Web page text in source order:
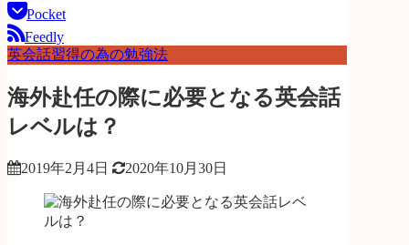
Pocket
Feedly
英会話習得の為の勉強法
海外赴任の際に必要となる英会話
レベルは？
2019年2月4日 2020年10月30日